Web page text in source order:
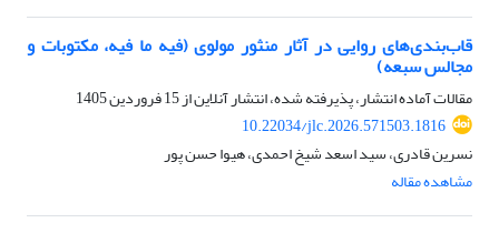
قاب‌بندی‌های روایی در آثار منثور مولوی (فیه ما فیه، مکتوبات و
مجالس سبعه)
مقالات آماده انتشار، پذیرفته شده، انتشار آنلاین از15 فروردین 1405
10.22034/jlc.2026.571503.1816
نسرین قادری، سید اسعد شیخ احمدی، هیوا حسن پور
مشاهده مقاله